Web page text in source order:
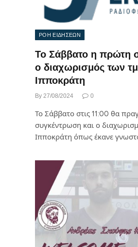
ΡΟΗ ΕΙΔΗΣΕΩΝ
Το Σάββατο η πρώτη
ο διαχωρισμός των
Ιπποκράτη
By 27/08/2024 0
Το Σάββατο στις 11:00 θα
συγκέντρωση και ο
Ιπποκράτη όπως έκανε